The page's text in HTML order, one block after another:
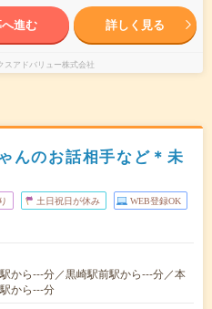
進む 詳しく見る
スアドバリュー株式会社
んのお話相手など＊未
土日祝日が休み WEB登録OK
から---分／黒崎駅前駅から---分／本
から---分